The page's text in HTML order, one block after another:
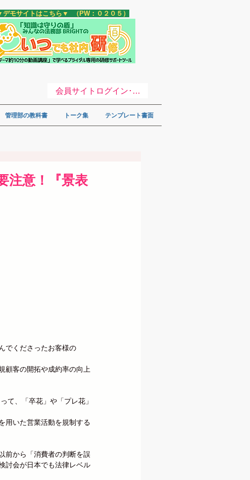
デモサイトはこちら▼ （PW：０２０５）
管理部の教科書 トーク集 テンプレート書面
注意！『景表
でくださったお客様の
顧客の開拓や成約率の向上
て、「卒花」や「プレ花」
用いた営業活動を規制する
前から「消費者の判断を誤
討会が日本でも法律レベル